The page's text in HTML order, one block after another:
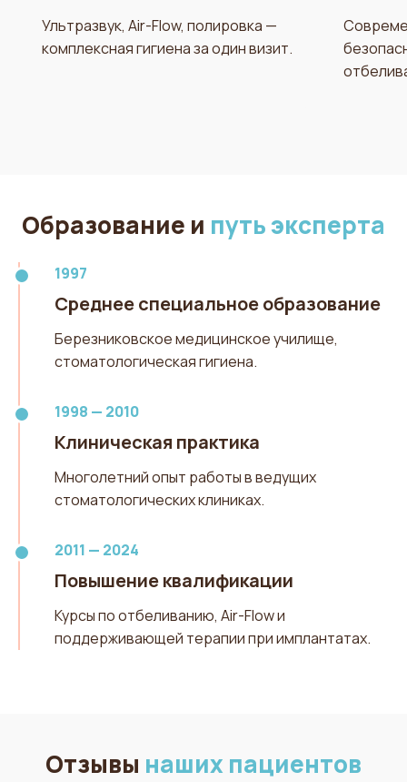
Ультразвук, Air-Flow, полировка —
комплексная гигиена за один визит.
Образование и путь эксперта
1997
Среднее специальное образование
Березниковское медицинское училище,
стоматологическая гигиена.
1998 — 2010
Клиническая практика
Многолетний опыт работы в ведущих
стоматологических клиниках.
2011 — 2024
Повышение квалификации
Курсы по отбеливанию, Air-Flow и
поддерживающей терапии при имплантатах.
Отзывы наших пациентов